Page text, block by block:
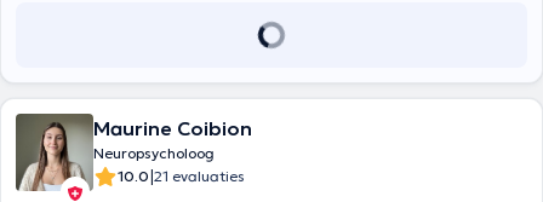
Maurine Coibion
Neuropsycholoog
10.0|21 evaluaties